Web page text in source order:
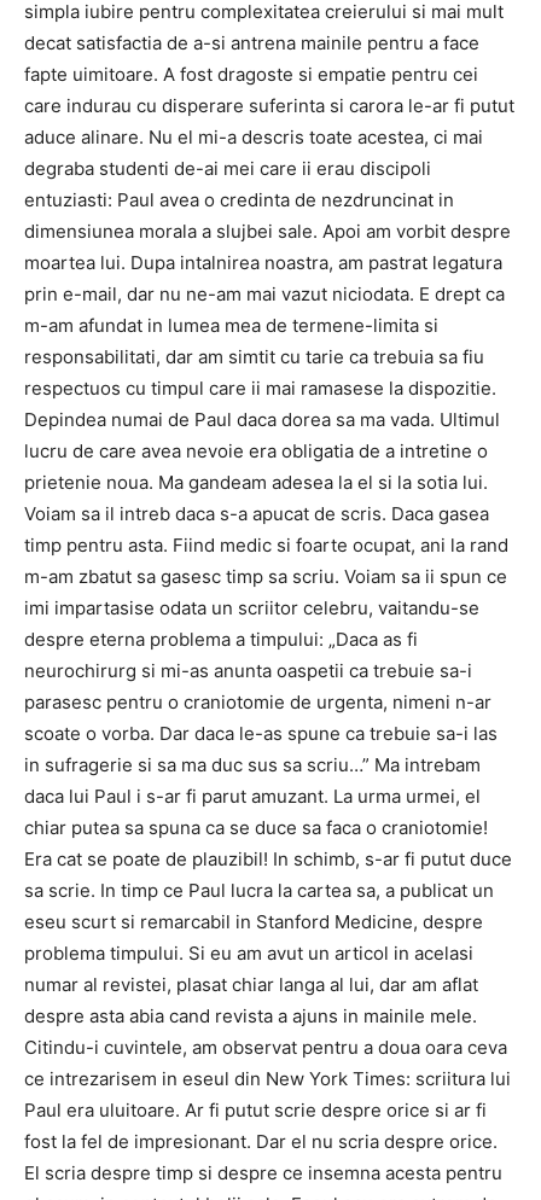
simpla iubire pentru complexitatea creierului si mai mult
decat satisfactia de a-si antrena mainile pentru a face
fapte uimitoare. A fost dragoste si empatie pentru cei
care indurau cu disperare suferinta si carora le-ar fi putut
aduce alinare. Nu el mi-a descris toate acestea, ci mai
degraba studenti de-ai mei care ii erau discipoli
entuziasti: Paul avea o credinta de nezdruncinat in
dimensiunea morala a slujbei sale. Apoi am vorbit despre
moartea lui. Dupa intalnirea noastra, am pastrat legatura
prin e-mail, dar nu ne-am mai vazut niciodata. E drept ca
m-am afundat in lumea mea de termene-limita si
responsabilitati, dar am simtit cu tarie ca trebuia sa fiu
respectuos cu timpul care ii mai ramasese la dispozitie.
Depindea numai de Paul daca dorea sa ma vada. Ultimul
lucru de care avea nevoie era obligatia de a intretine o
prietenie noua. Ma gandeam adesea la el si la sotia lui.
Voiam sa il intreb daca s-a apucat de scris. Daca gasea
timp pentru asta. Fiind medic si foarte ocupat, ani la rand
m-am zbatut sa gasesc timp sa scriu. Voiam sa ii spun ce
imi impartasise odata un scriitor celebru, vaitandu-se
despre eterna problema a timpului: „Daca as fi
neurochirurg si mi-as anunta oaspetii ca trebuie sa-i
parasesc pentru o craniotomie de urgenta, nimeni n-ar
scoate o vorba. Dar daca le-as spune ca trebuie sa-i las
in sufragerie si sa ma duc sus sa scriu…” Ma intrebam
daca lui Paul i s-ar fi parut amuzant. La urma urmei, el
chiar putea sa spuna ca se duce sa faca o craniotomie!
Era cat se poate de plauzibil! In schimb, s-ar fi putut duce
sa scrie. In timp ce Paul lucra la cartea sa, a publicat un
eseu scurt si remarcabil in Stanford Medicine, despre
problema timpului. Si eu am avut un articol in acelasi
numar al revistei, plasat chiar langa al lui, dar am aflat
despre asta abia cand revista a ajuns in mainile mele.
Citindu-i cuvintele, am observat pentru a doua oara ceva
ce intrezarisem in eseul din New York Times: scriitura lui
Paul era uluitoare. Ar fi putut scrie despre orice si ar fi
fost la fel de impresionant. Dar el nu scria despre orice.
El scria despre timp si despre ce insemna acesta pentru